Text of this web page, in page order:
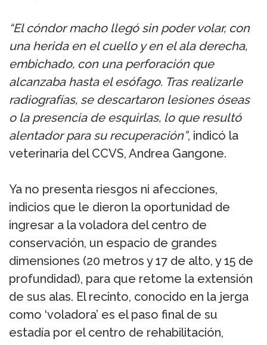
“El cóndor macho llegó sin poder volar, con
una herida en el cuello y en el ala derecha,
embichado, con una perforación que
alcanzaba hasta el esófago. Tras realizarle
radiografías, se descartaron lesiones óseas
o la presencia de esquirlas, lo que resultó
alentador para su recuperación”, indicó la
veterinaria del CCVS, Andrea Gangone.
Ya no presenta riesgos ni afecciones,
indicios que le dieron la oportunidad de
ingresar a la voladora del centro de
conservación, un espacio de grandes
dimensiones (20 metros y 17 de alto, y 15 de
profundidad), para que retome la extensión
de sus alas. El recinto, conocido en la jerga
como ‘voladora’ es el paso final de su
estadía por el centro de rehabilitación,